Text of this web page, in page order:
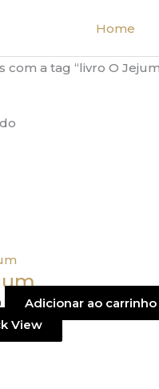
Home
a tag “livro O
Adicionar ao carrinho
View